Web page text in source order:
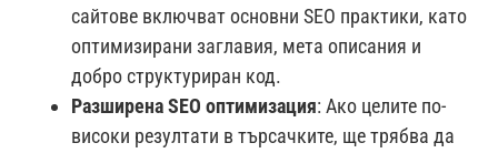
сайтове включват основни SEO практики, като
оптимизирани заглавия, мета описания и
добро структуриран код.
Разширена SEO оптимизация: Ако целите по-
високи резултати в търсачките, ще трябва да